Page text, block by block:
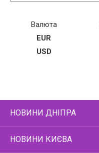
Валюта
EUR
USD
НОВИНИ ДНІПРА
НОВИНИ КИЄВА